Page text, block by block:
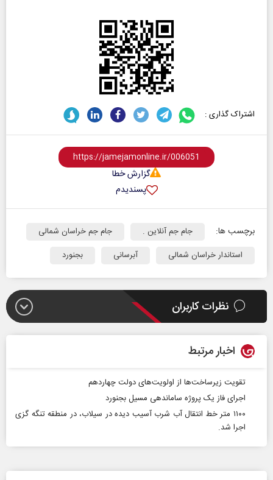
اشتراک گذاری :
گزارش خطا
پسندیدم
برچسب ها: جام جم آنلاین .
جام جم خراسان شمالی
استاندار خراسان شمالی
آبرسانی بجنورد
نظرات کاربران
اخبار مرتبط
تقویت زیرساخت‌ها از اولویت‌های دولت چهاردهم
اجرای فاز یک پروژه ساماندهی مسیل بجنورد
۱۱۰۰ متر خط انتقال آب شرب آسیب دیده در سیلاب، در منطقه تنگه گزی
اجرا شد.